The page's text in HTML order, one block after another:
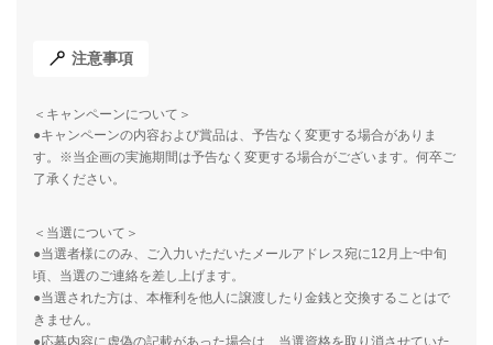
注意事項
＜キャンペーンについて＞
●キャンペーンの内容および賞品は、予告なく変更する場合がありま
す。※当企画の実施期間は予告なく変更する場合がございます。何卒ご
了承ください。
＜当選について＞
●当選者様にのみ、ご入力いただいたメールアドレス宛に12月上~中旬
頃、当選のご連絡を差し上げます。
●当選された方は、本権利を他人に譲渡したり金銭と交換することはで
きません。
●応募内容に虚偽の記載があった場合は、当選資格を取り消させていた